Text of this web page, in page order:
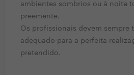
ambientes sombrios ou à noite
preemente.
Os profissionais devem sempre
adequado para a perfeita
pretendido.